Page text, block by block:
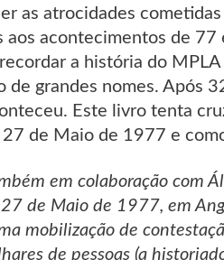
as atrocidades
aos acontecimentos de
a história do
grandes nomes. Após
Este livro tenta
de Maio de 1977 e
em colaboração com
de Maio de 1977, em
mobilização de
de pessoas (a